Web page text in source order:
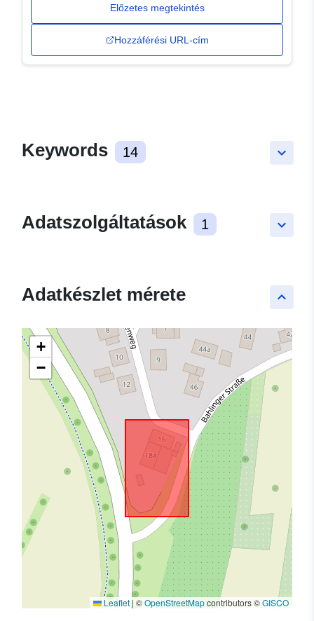
Előzetes megtekintés
Hozzáférési URL-cím
keyboard_arrow_down
Keywords 14
keyboard_arrow_down
Adatszolgáltatások 1
keyboard_arrow_up
Adatkészlet mérete
+
−
Leaflet | ©OpenStreetMapcontributors ©GISCO